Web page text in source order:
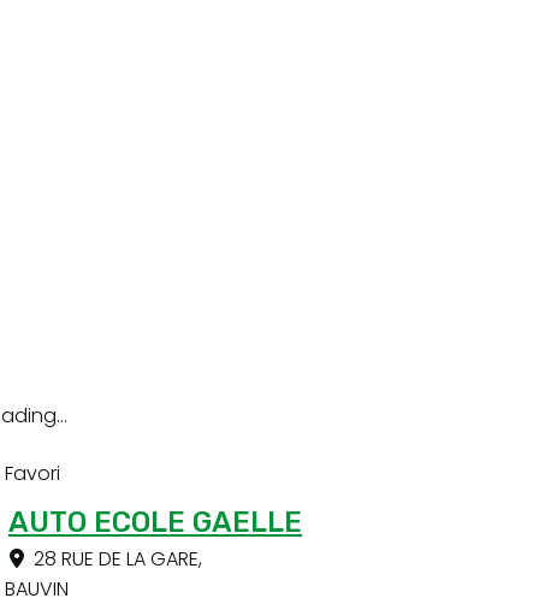
Favori
AUTO ECOLE GAELLE
28 RUE DE LA GARE,
BAUVIN